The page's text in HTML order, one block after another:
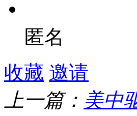
匿名
收藏 邀请
上一篇： 美中